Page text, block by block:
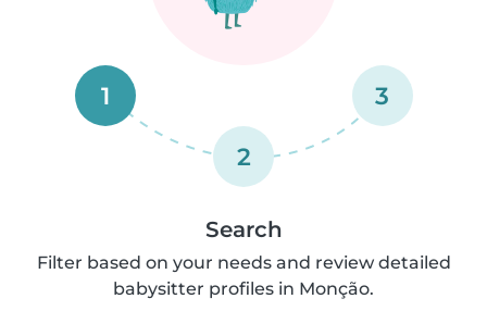
1
2
3
Search
Filter based on your needs and review detailed
babysitter profiles in Monção.